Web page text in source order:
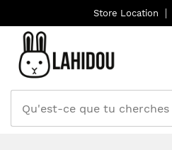
Store Location